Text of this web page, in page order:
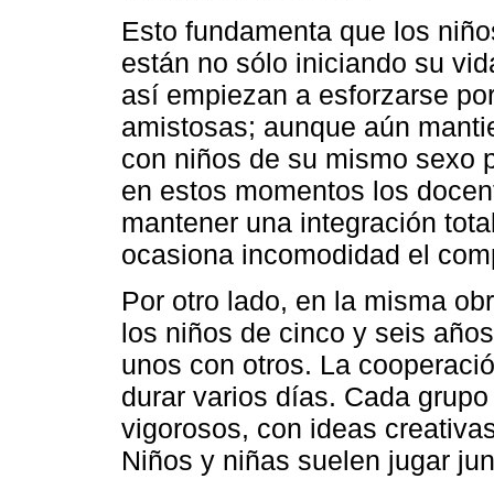
Esto fundamenta que los
están no sólo iniciando su
así empiezan a esforzarse
amistosas; aunque aún
con niños de su mismo sexo
en estos momentos los
mantener una integración
ocasiona incomodidad el
Por otro lado, en la misma
los niños de cinco y seis
unos con otros. La
durar varios días. Cada
vigorosos, con ideas
Niños y niñas suelen jugar